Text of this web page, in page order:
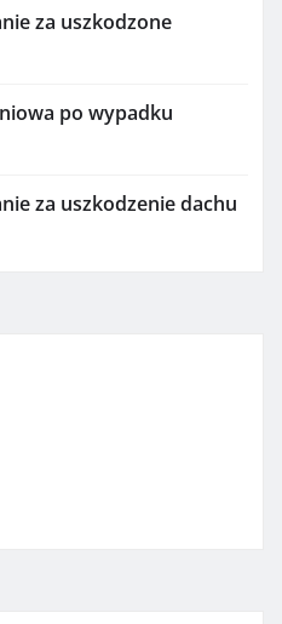
za uszkodzone
po wypadku
za uszkodzenie dachu